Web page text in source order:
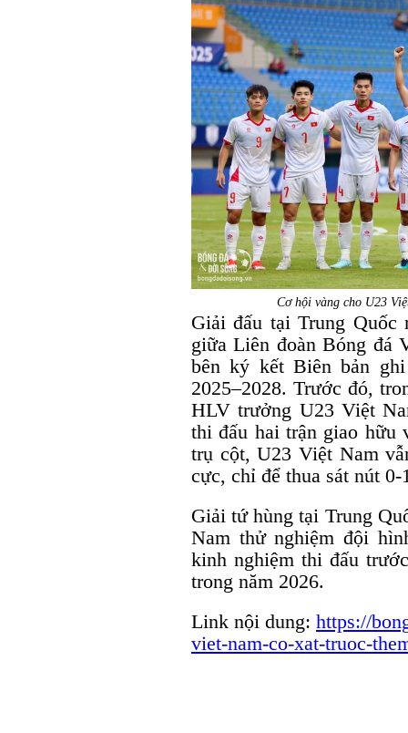
Cơ hội vàng cho U23
Giải đấu tại Trung Quốc
giữa Liên đoàn Bóng đá
bên ký kết Biên bản
2025–2028. Trước đó,
HLV trưởng U23 Việt
thi đấu hai trận giao hữu
trụ cột, U23 Việt Nam
cực, chỉ để thua sát nút 0-
Giải tứ hùng tại Trung
Nam thử nghiệm đội
kinh nghiệm thi đấu
trong năm 2026.
Link nội dung: https://
viet-nam-co-xat-truoc-